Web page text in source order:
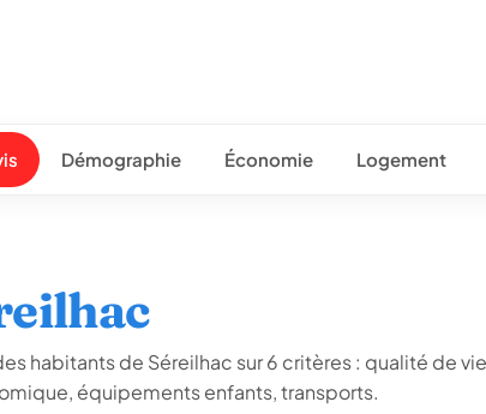
Démographie Économie Logement
habitants de Séreilhac sur 6 critères : qualité de
équipements enfants, transports.